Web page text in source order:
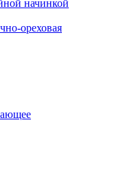
начинкой
ореховая